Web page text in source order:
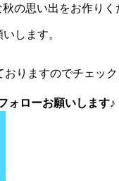
の思い出をお作りく
します。
おりますのでチェッ
ォローお願いします♪